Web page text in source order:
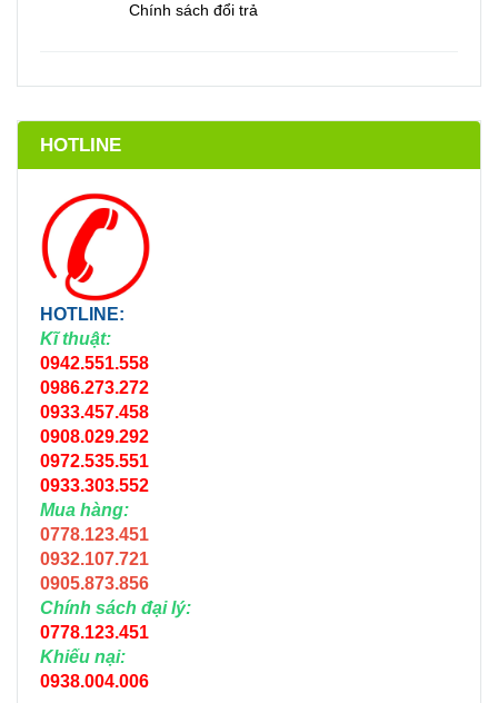
Chính sách đổi trả
HOTLINE
HOTLINE:
Kĩ thuật:
0942.551.558
0986.273.272
0933.457.458
0908.029.292
0972.535.551
0933.303.552
Mua hàng:
0778.123.451
0932.107.721
0905.873.856
Chính sách đại lý:
0778.123.451
Khiếu nại:
0938.004.006